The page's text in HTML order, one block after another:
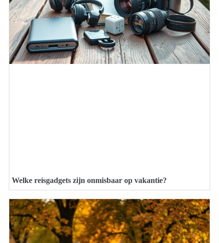
Welke reisgadgets zijn onmisbaar op vakantie?